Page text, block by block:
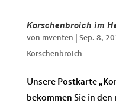
Korschenbroich im
von mventen Sep. 8,
Korschenbroich
Unsere Postkarte
bekommen Sie in den